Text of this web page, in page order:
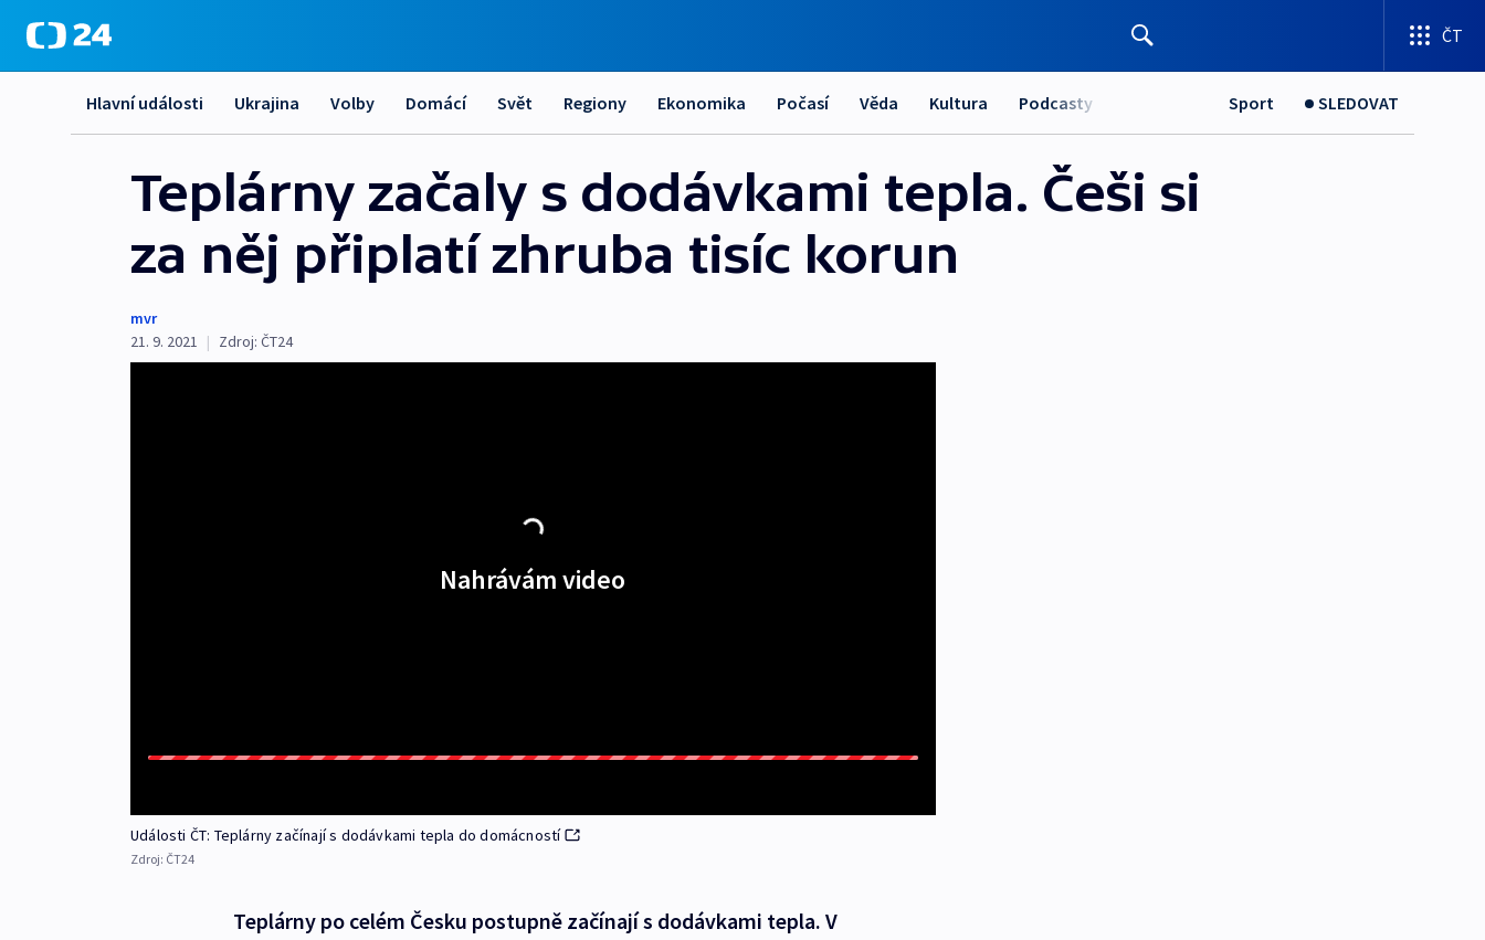
ČT
Hlavní události Ukrajina Volby Domácí Svět Regiony Ekonomika Počasí Věda Kultura Podcasty Sport SLEDOVAT
Teplárny začaly s dodávkami tepla. Češi si
za něj připlatí zhruba tisíc korun
mvr
21. 9. 2021 | Zdroj: ČT24
Nahrávám video
Události ČT: Teplárny začínají s dodávkami tepla do domácností
Zdroj: ČT24
Teplárny po celém Česku postupně začínají s dodávkami tepla. V